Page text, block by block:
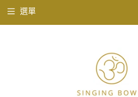
選單